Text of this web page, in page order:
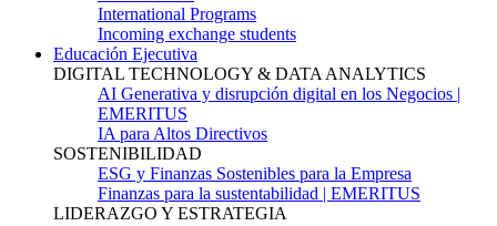
International Programs
Incoming exchange students
Educación Ejecutiva
DIGITAL TECHNOLOGY & DATA ANALYTICS
AI Generativa y disrupción digital en los Negocios |
EMERITUS
IA para Altos Directivos
SOSTENIBILIDAD
ESG y Finanzas Sostenibles para la Empresa
Finanzas para la sustentabilidad | EMERITUS
LIDERAZGO Y ESTRATEGIA